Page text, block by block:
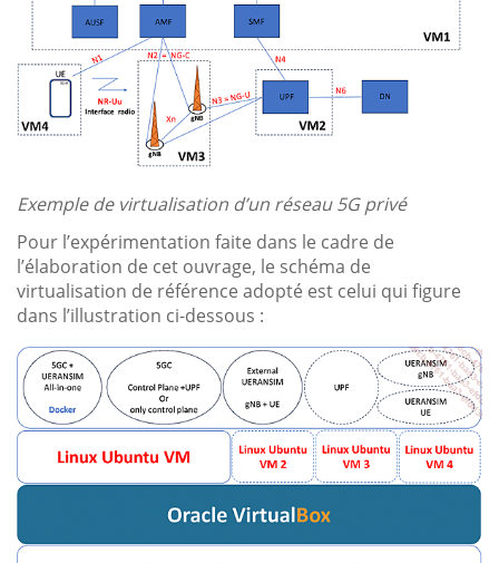
Exemple de virtualisation d’un réseau 5G privé
Pour l’expérimentation faite dans le cadre de
l’élaboration de cet ouvrage, le schéma de
virtualisation de référence adopté est celui qui figure
dans l’illustration ci-dessous :